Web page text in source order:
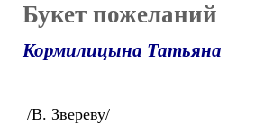
Букет пожеланий
Кормилицына Татьяна
/В. Звереву/